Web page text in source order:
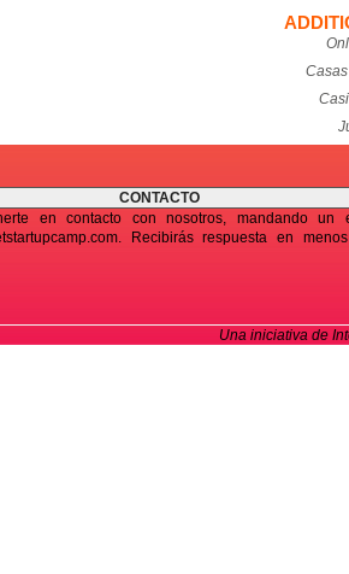
CONTACTO
en contacto con nosotros, mandando un
. Recibirás respuesta en
Una iniciativa de